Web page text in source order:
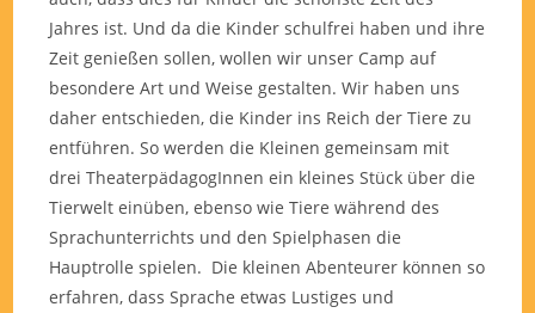
Jahres ist. Und da die Kinder schulfrei haben und ihre
Zeit genießen sollen, wollen wir unser Camp auf
besondere Art und Weise gestalten. Wir haben uns
daher entschieden, die Kinder ins Reich der Tiere zu
entführen. So werden die Kleinen gemeinsam mit
drei TheaterpädagogInnen ein kleines Stück über die
Tierwelt einüben, ebenso wie Tiere während des
Sprachunterrichts und den Spielphasen die
Hauptrolle spielen. Die kleinen Abenteurer können so
erfahren, dass Sprache etwas Lustiges und